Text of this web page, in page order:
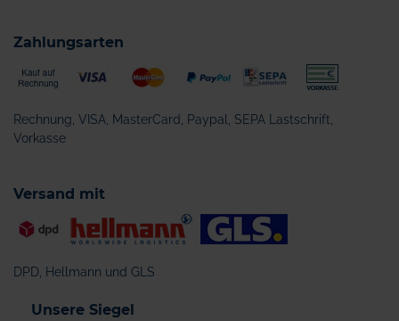
Zahlungsarten
Rechnung, VISA, MasterCard, Paypal, SEPA Lastschrift,
Vorkasse
Versand mit
DPD, Hellmann und GLS
Unsere Siegel